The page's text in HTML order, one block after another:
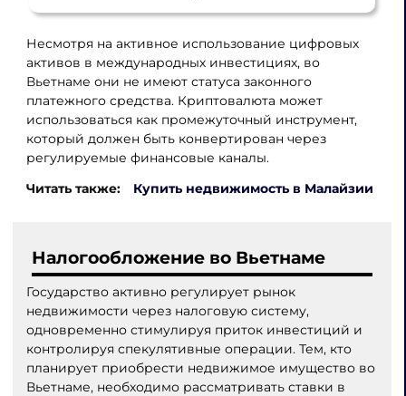
Несмотря на активное использование цифровых
активов в международных инвестициях, во
Вьетнаме они не имеют статуса законного
платежного средства. Криптовалюта может
использоваться как промежуточный инструмент,
который должен быть конвертирован через
регулируемые финансовые каналы.
Читать также: Купить недвижимость в Малайзии
Налогообложение во Вьетнаме
Государство активно регулирует рынок
недвижимости через налоговую систему,
одновременно стимулируя приток инвестиций и
контролируя спекулятивные операции. Тем, кто
планирует приобрести недвижимое имущество во
Вьетнаме, необходимо рассматривать ставки в